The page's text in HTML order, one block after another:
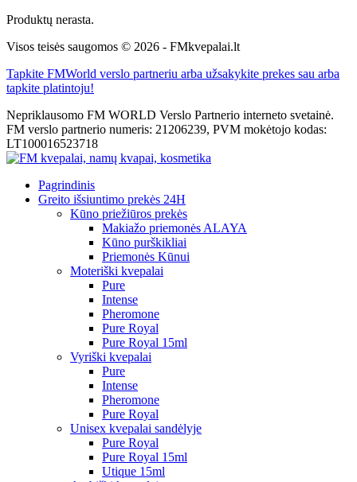
Produktų nerasta.
Visos teisės saugomos © 2026 - FMkvepalai.lt
Tapkite FMWorld verslo partneriu arba užsakykite prekes sau arba
tapkite platintoju!
Nepriklausomo FM WORLD Verslo Partnerio interneto svetainė.
FM verslo partnerio numeris: 21206239, PVM mokėtojo kodas:
LT100016523718
Pagrindinis
Greito išsiuntimo prekės 24H
Kūno priežiūros prekės
Makiažo priemonės ALAYA
Kūno purškikliai
Priemonės Kūnui
Moteriški kvepalai
Pure
Intense
Pheromone
Pure Royal
Pure Royal 15ml
Vyriški kvepalai
Pure
Intense
Pheromone
Pure Royal
Unisex kvepalai sandėlyje
Pure Royal
Pure Royal 15ml
Utique 15ml